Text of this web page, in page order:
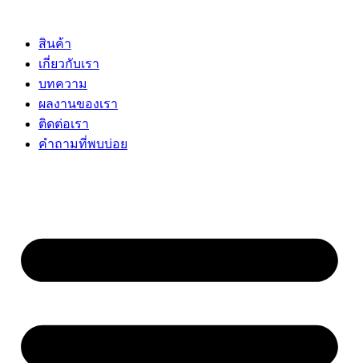
contentสินค้า
เกี่ยวกับเรา
บทความ
ผลงานของเรา
ติดต่อเรา
คำถามที่พบบ่อย